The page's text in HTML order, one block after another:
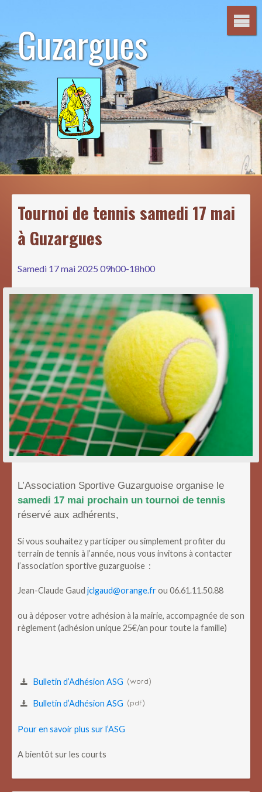
contenuGuzargues
Tournoi de tennis samedi 17 mai
à Guzargues
Samedi 17 mai 2025 09h00-18h00
L’Association Sportive Guzarguoise organise le
samedi 17 mai prochain un tournoi de tennis
réservé aux adhérents,
Si vous souhaitez y participer ou simplement profiter du
terrain de tennis à l’année, nous vous invitons à contacter
l’association sportive guzarguoise :
Jean-Claude Gaud jclgaud@orange.frou 06.61.11.50.88
ou à déposer votre adhésion à la mairie, accompagnée de son
règlement (adhésion unique 25€/an pour toute la famille)
Bulletin d’Adhésion ASG (word)
Bulletin d’Adhésion ASG (pdf)
Pour en savoir plus sur l’ASG
A bientôt sur les courts